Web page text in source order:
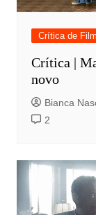
Crítica de
Crítica |
novo
Bianca
2